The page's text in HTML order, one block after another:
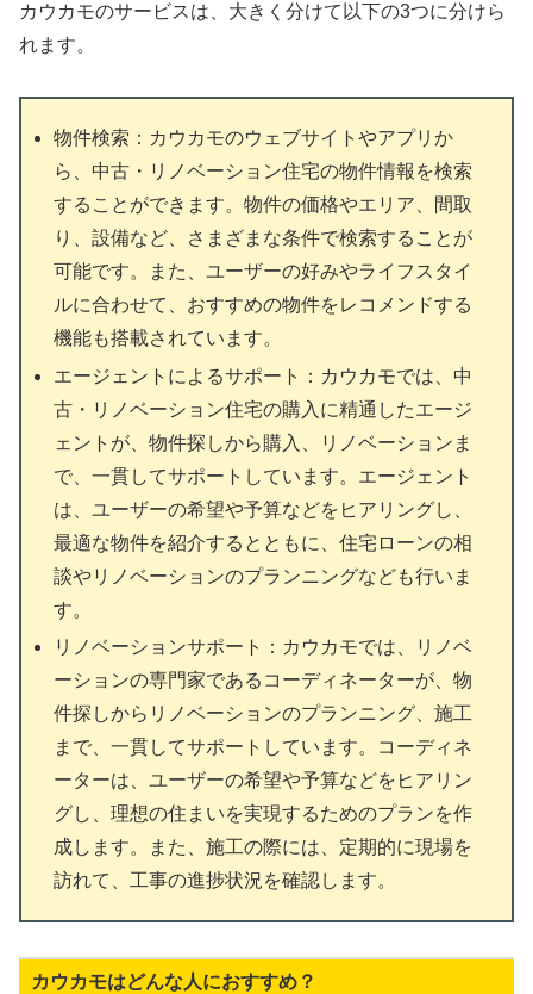
カウカモのサービスは、大きく分けて以下の3つに分けら
れます。
物件検索：カウカモのウェブサイトやアプリか
ら、中古・リノベーション住宅の物件情報を検索
することができます。物件の価格やエリア、間取
り、設備など、さまざまな条件で検索することが
可能です。また、ユーザーの好みやライフスタイ
ルに合わせて、おすすめの物件をレコメンドする
機能も搭載されています。
エージェントによるサポート：カウカモでは、中
古・リノベーション住宅の購入に精通したエージ
ェントが、物件探しから購入、リノベーションま
で、一貫してサポートしています。エージェント
は、ユーザーの希望や予算などをヒアリングし、
最適な物件を紹介するとともに、住宅ローンの相
談やリノベーションのプランニングなども行いま
す。
リノベーションサポート：カウカモでは、リノベ
ーションの専門家であるコーディネーターが、物
件探しからリノベーションのプランニング、施工
まで、一貫してサポートしています。コーディネ
ーターは、ユーザーの希望や予算などをヒアリン
グし、理想の住まいを実現するためのプランを作
成します。また、施工の際には、定期的に現場を
訪れて、工事の進捗状況を確認します。
カウカモはどんな人におすすめ？